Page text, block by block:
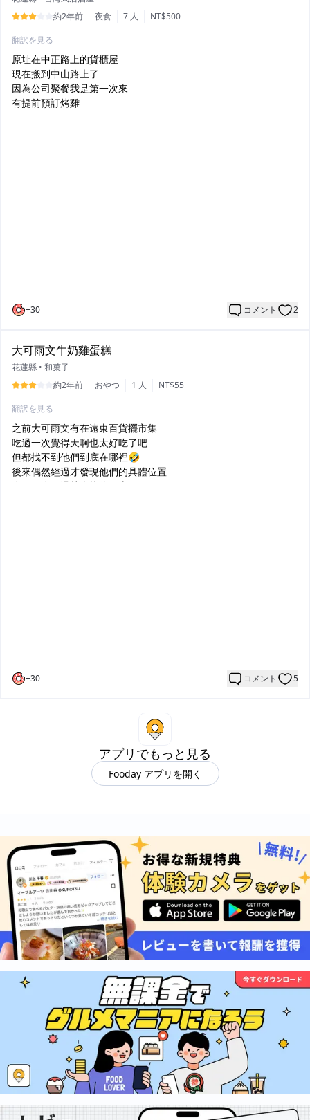
約2年前
夜食 7 人
NT$500
翻訳を見る
原址在中正路上的貨櫃屋
現在搬到中山路上了
因為公司聚餐我是第一次來
有提前預訂烤雞
其他現場出餐速度也算快
+30 コメント 2
大可雨文牛奶雞蛋糕
花蓮縣 • 和菓子
約2年前
おやつ 1 人
NT$55
翻訳を見る
之前大可雨文有在遠東百貨擺市集
吃過一次覺得天啊也太好吃了吧
但都找不到他們到底在哪裡🤣
後來偶然經過才發現他們的具體位置
今天再次經過就直接停下來
+30 コメント 5
アプリでもっと見る
Fooday アプリを開く